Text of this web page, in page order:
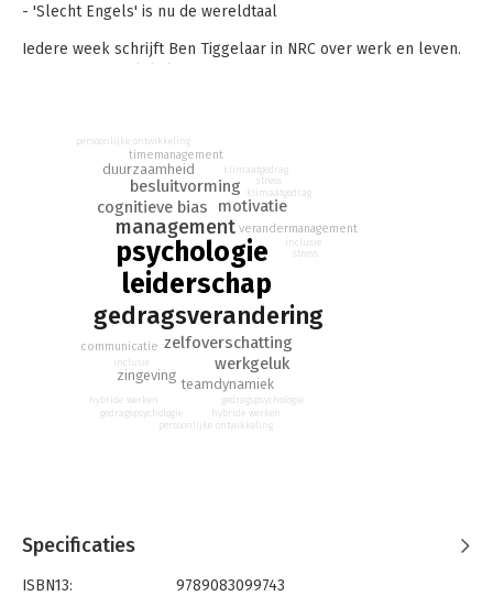
- 'Slecht Engels' is nu de wereldtaal
Iedere week schrijft Ben Tiggelaar in NRC over werk en leven.
leiderschap
psychologie
gedragsverandering
management
zelfoverschatting
cognitieve bias
besluitvorming
motivatie
werkgeluk
teamdynamiek
zingeving
duurzaamheid
communicatie
timemanagement
verandermanagement
klimaatgedrag
inclusie
gedragspsychologie
hybride werken
persoonlijke ontwikkeling
stress
klimaatgedrag
inclusie
gedragspsychologie
hybride werken
persoonlijke ontwikkeling
stress
Specificaties
ISBN13:
9789083099743